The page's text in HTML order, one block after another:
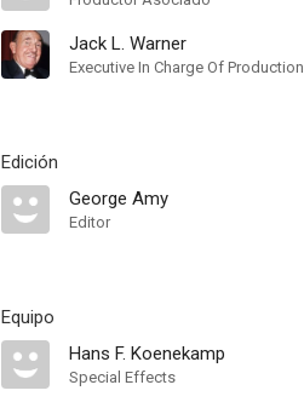
Jack L. Warner
Executive In Charge Of Production
Edición
George Amy
Editor
Equipo
Hans F. Koenekamp
Special Effects